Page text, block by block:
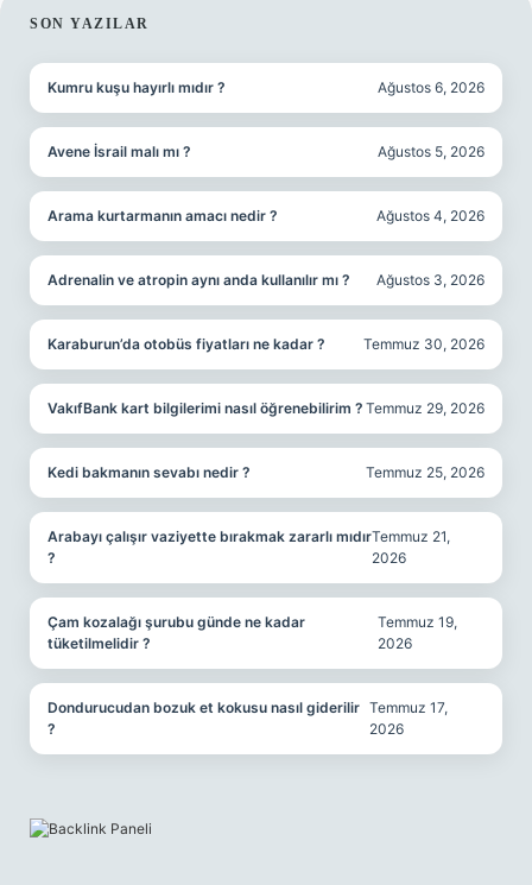
SIDEBAR
SON YAZILAR
Kumru kuşu hayırlı mıdır ? Ağustos 6, 2026
Avene İsrail malı mı ? Ağustos 5, 2026
Arama kurtarmanın amacı nedir ? Ağustos 4, 2026
Adrenalin ve atropin aynı anda kullanılır mı ? Ağustos 3, 2026
Karaburun’da otobüs fiyatları ne kadar ? Temmuz 30, 2026
VakıfBank kart bilgilerimi nasıl öğrenebilirim ? Temmuz 29, 2026
Kedi bakmanın sevabı nedir ? Temmuz 25, 2026
Arabayı çalışır vaziyette bırakmak zararlı mıdır
?
Temmuz 21,
2026
Çam kozalağı şurubu günde ne kadar
tüketilmelidir ?
Temmuz 19,
2026
Dondurucudan bozuk et kokusu nasıl giderilir
?
Temmuz 17,
2026